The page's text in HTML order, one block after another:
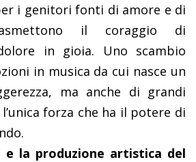
i genitori fonti di amore e di
il coraggio di
in gioia. Uno scambio
in musica da cui nasce un
ma anche di grandi
forza che ha il potere di
e la produzione artistica del